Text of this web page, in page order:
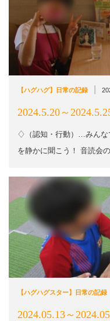
【ハグハグ】日常の記録
2024.5.20～
♢（認知・行動）…みんな
を静かに聞こう！ 音読会
【ハグハグスター】日常の記録
2024.05.13～